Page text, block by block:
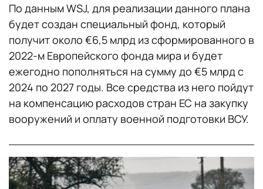
По данным WSJ, для реализации данного плана
будет создан специальный фонд, который
получит около €6,5 млрд из сформированного в
2022-м Европейского фонда мира и будет
ежегодно пополняться на сумму до €5 млрд с
2024 по 2027 годы. Все средства из него пойдут
на компенсацию расходов стран ЕС на закупку
вооружений и оплату военной подготовки ВСУ.